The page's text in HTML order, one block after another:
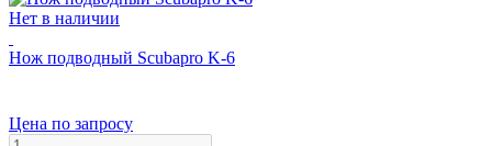
Нет в наличии
Нож подводный Scubapro K-6
Цена по запросу